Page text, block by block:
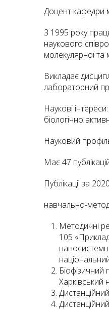
Доцент кафедри
З 1995 року
наукового
молекулярної та
Викладає
лабораторний
Наукові
біологічно
Науковий
Має 47
Публікації за
навчально-
Методичні
105
Харківський